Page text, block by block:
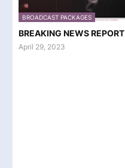
BROADCAST PACKAGES
BREAKING NEWS REPORT
April 29, 2023